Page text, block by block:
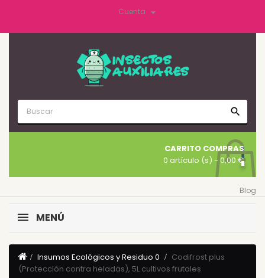
Cuenta 
search
CARRITO COMPRAS
0 artículo (s) - 0,00 €
Blog
MENÚ
Insumos Ecológicos y Residuo 0
Codifrost plus
(Protección contra heladas), 5L cultivos frutales